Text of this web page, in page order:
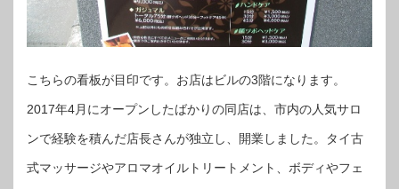
こちらの看板が目印です。お店はビルの3階になります。
2017年4月にオープンしたばかりの同店は、市内の人気サロ
ンで経験を積んだ店長さんが独立し、開業しました。タイ古
式マッサージやアロマオイルトリートメント、ボディやフェ